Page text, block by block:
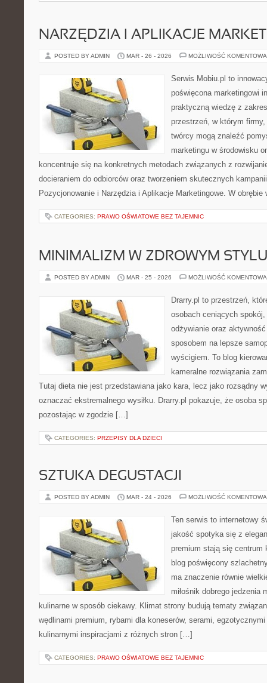
NARZĘDZIA I APLIKACJE
POSTED BY ADMIN MAR - 26 - 2026 MOŻLIWOŚĆ
Serwis Mobiu.pl to
poświęcona marketingowi
praktyczną wiedzę z
przestrzeń, w którym
twórcy mogą znaleźć
marketingu w środowisku
koncentruje się na konkretnych metodach związanych z
docieraniem do odbiorców oraz tworzeniem skutecznych
Pozycjonowanie i Narzędzia i Aplikacje Marketingowe. W
CATEGORIES: PRAWO OŚWIATOWE BEZ TAJEMNIC
MINIMALIZM W ZDROWYM
POSTED BY ADMIN MAR - 25 - 2026 MOŻLIWOŚĆ
Drarry.pl to przestrzeń,
osobach ceniących
odżywianie oraz
sposobem na lepsze
wyścigiem. To blog
kameralne rozwiązania
Tutaj dieta nie jest przedstawiana jako kara, lecz jako rozsądny
oznaczać ekstremalnego wysiłku. Drarry.pl pokazuje, że osoba
pozostając w zgodzie […]
CATEGORIES: PRZEPISY DLA DZIECI
SZTUKA DEGUSTACJI
POSTED BY ADMIN MAR - 24 - 2026 MOŻLIWOŚĆ
Ten serwis to internetowy
jakość spotyka się z
premium stają się centrum
blog poświęcony
ma znaczenie równie
miłośnik dobrego jedzenia
kulinarne w sposób ciekawy. Klimat strony budują tematy
wędlinami premium, rybami dla koneserów, serami, egzotycznymi
kulinarnymi inspiracjami z różnych stron […]
CATEGORIES: PRAWO OŚWIATOWE BEZ TAJEMNIC